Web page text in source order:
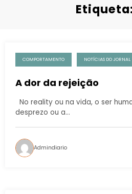
COMPORTAMENTO NOTÍCIAS DO JORNAL
A dor da rejeição
No reality ou na vida, o ser
desprezo ou a…
Admindiario